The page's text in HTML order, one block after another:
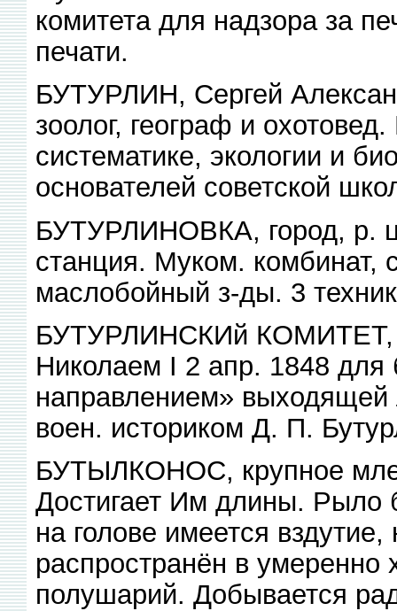
комитета для надзора за
печати.
БУТУРЛИН, Сергей
зоолог, географ и
систематике, экологии и
основателей советской
БУТУРЛИНОВКА, город, р.
станция. Муком. комбинат,
маслобойный з-ды. 3
БУТУРЛИНСКИй КОМИТЕТ,
Николаем I 2 апр. 1848
направлением» выходящей
воен. историком Д. П.
БУТЫЛКОНОС, крупное
Достигает Им длины. Рыло
на голове имеется
распространён в умеренно
полушарий. Добывается